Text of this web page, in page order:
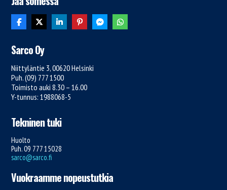
Sarco Oy
Niittyläntie 3, 00620 Helsinki
Puh. (09) 777 1500
Toimisto auki 8.30 – 16.00
Y-tunnus: 1988068-5
Tekninen tuki
Huolto
Puh. 09 777 15028
sarco@sarco.fi
Vuokraamme nopeustutkia